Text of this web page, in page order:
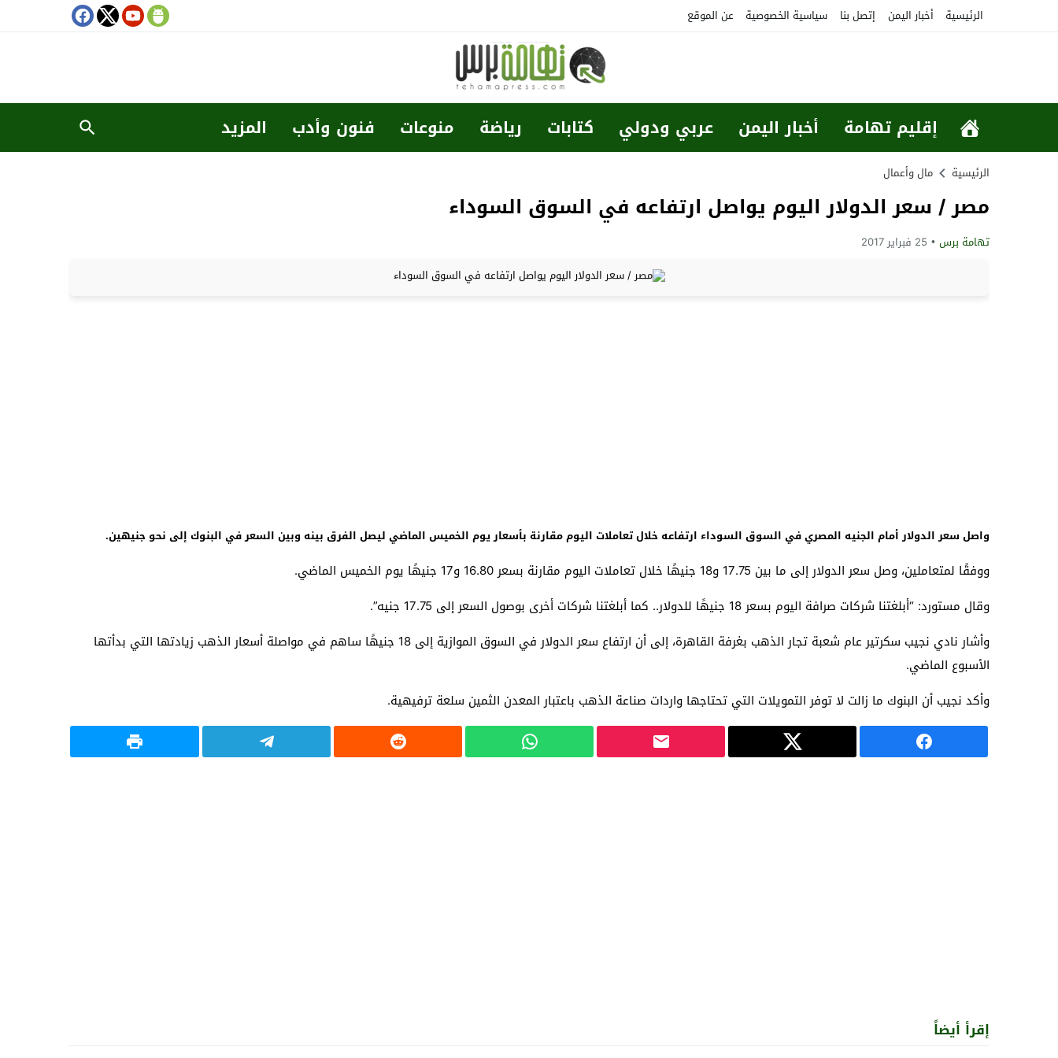
الرئيسية أخبار اليمن إتصل بنا سياسية الخصوصية عن الموقع
إقليم تهامة أخبار اليمن عربي ودولي كتابات رياضة منوعات فنون وأدب المزيد
الرئيسية مال وأعمال
مصر / سعر الدولار اليوم يواصل ارتفاعه في السوق السوداء
تهامة برس 25 فبراير 2017
واصل سعر الدولار أمام الجنيه المصري في السوق السوداء ارتفاعه خلال تعاملات اليوم مقارنة بأسعار يوم الخميس الماضي ليصل الفرق بينه وبين السعر في البنوك إلى نحو جنيهين.
ووفقًا لمتعاملين، وصل سعر الدولار إلى ما بين 17.75 و18 جنيهًا خلال تعاملات اليوم مقارنة بسعر 16.80 و17 جنيهًا يوم الخميس الماضي.
وقال مستورد: “أبلغتنا شركات صرافة اليوم بسعر 18 جنيهًا للدولار.. كما أبلغتنا شركات أخرى بوصول السعر إلى 17.75 جنيه”.
وأشار نادي نجيب سكرتير عام شعبة تجار الذهب بغرفة القاهرة، إلى أن ارتفاع سعر الدولار في السوق الموازية إلى 18 جنيهًا ساهم في مواصلة أسعار الذهب زيادتها التي بدأتها
الأسبوع الماضي.
وأكد نجيب أن البنوك ما زالت لا توفر التمويلات التي تحتاجها واردات صناعة الذهب باعتبار المعدن الثمين سلعة ترفيهية.
إقرأ أيضاً